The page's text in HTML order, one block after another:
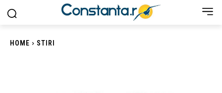
HOME STIRI